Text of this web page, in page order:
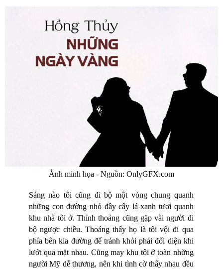
Ảnh minh họa - Nguồn: OnlyGFX.com
Sáng nào tôi cũng đi bộ một vòng chung quanh
những con đường nhỏ đầy cây lá xanh tươi quanh
khu nhà tôi ở. Thỉnh thoảng cũng gặp vài người đi
bộ ngược chiều. Thoáng thấy họ là tôi vội đi qua
phía bên kia đường để tránh khỏi phải đối diện khi
lướt qua mặt nhau. Cũng may khu tôi ở toàn những
người Mỹ dễ thương, nên khi tình cờ thấy nhau đều